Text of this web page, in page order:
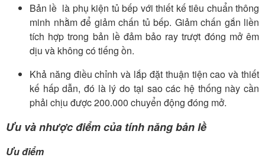
Bản lề là phụ kiện tủ bếp với thiết kế tiêu chuẩn thông
minh nhằm để giảm chấn tủ bếp. Giảm chấn gắn liền
tích hợp trong bản lề đảm bảo ray trượt đóng mở êm
dịu và không có tiếng ồn.
Khả năng điều chỉnh và lắp đặt thuận tiện cao và thiết
kế hấp dẫn, đó là lý do tại sao các hệ thống này cần
phải chịu được 200.000 chuyển động đóng mở.
Ưu và nhược điểm của tính năng bản lề
Ưu điểm